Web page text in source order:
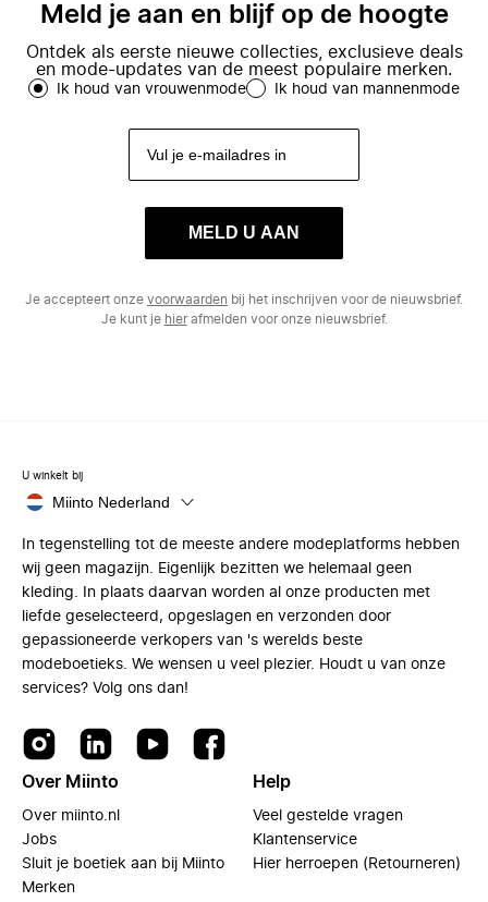
Meld je aan en blijf op de hoogte
Ontdek als eerste nieuwe collecties, exclusieve deals
en mode-updates van de meest populaire merken.
Ik houd van vrouwenmode Ik houd van mannenmode
MELD U AAN
Je accepteert onze voorwaarden bij het inschrijven voor de nieuwsbrief.
Je kunt je hierafmelden voor onze nieuwsbrief.
U winkelt bij
Miinto Nederland
In tegenstelling tot de meeste andere modeplatforms hebben
wij geen magazijn. Eigenlijk bezitten we helemaal geen
kleding. In plaats daarvan worden al onze producten met
liefde geselecteerd, opgeslagen en verzonden door
gepassioneerde verkopers van 's werelds beste
modeboetieks. We wensen u veel plezier. Houdt u van onze
services? Volg ons dan!
Over Miinto
Over miinto.nl
Jobs
Sluit je boetiek aan bij Miinto
Merken
Help
Veel gestelde vragen
Klantenservice
Hier herroepen (Retourneren)